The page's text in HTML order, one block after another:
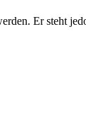
Er steht